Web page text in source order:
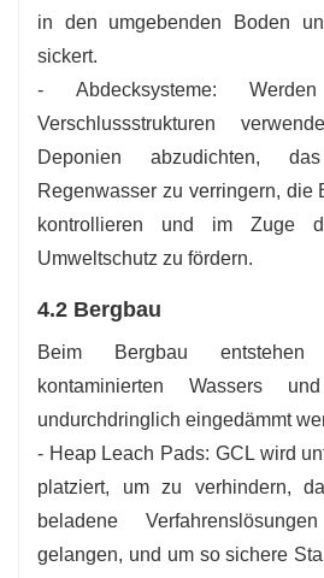
in den umgebenden Boden
sickert.
- Abdecksysteme:
Verschlussstrukturen
Deponien abzudichten,
Regenwasser zu verringern, die
kontrollieren und im Zuge
Umweltschutz zu fördern.
4.2 Bergbau
Beim Bergbau entstehen
kontaminierten Wassers
undurchdringlich eingedämmt
- Heap Leach Pads: GCL wird
platziert, um zu verhindern,
beladene
gelangen, und um so sichere